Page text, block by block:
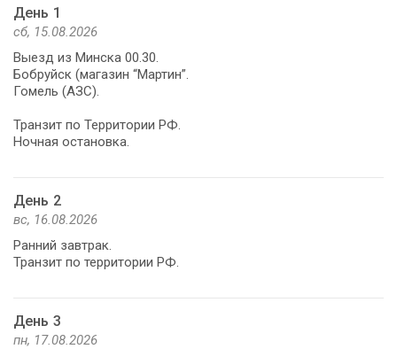
День 1
сб, 15.08.2026
Выезд из Минска 00.30.
Бобруйск (магазин “Мартин”.
Гомель (АЗС).
Транзит по Территории РФ.
День 2
вс, 16.08.2026
Ранний завтрак.
Транзит по территории РФ.
День 3
пн, 17.08.2026